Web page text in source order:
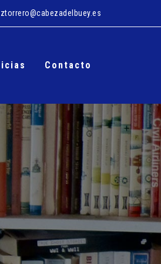
Contacto